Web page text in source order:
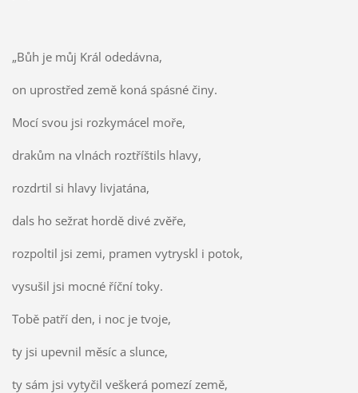
„Bůh je můj Král odedávna,
on uprostřed země koná spásné činy.
Mocí svou jsi rozkymácel moře,
drakům na vlnách roztříštils hlavy,
rozdrtil si hlavy livjatána,
dals ho sežrat hordě divé zvěře,
rozpoltil jsi zemi, pramen vytryskl i potok,
vysušil jsi mocné říční toky.
Tobě patří den, i noc je tvoje,
ty jsi upevnil měsíc a slunce,
ty sám jsi vytyčil veškerá pomezí země,